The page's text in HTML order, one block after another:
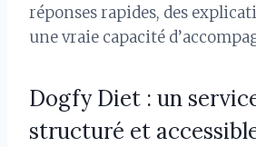
réponses rapides, des
une vraie capacité
Dogfy Diet : un
structuré et